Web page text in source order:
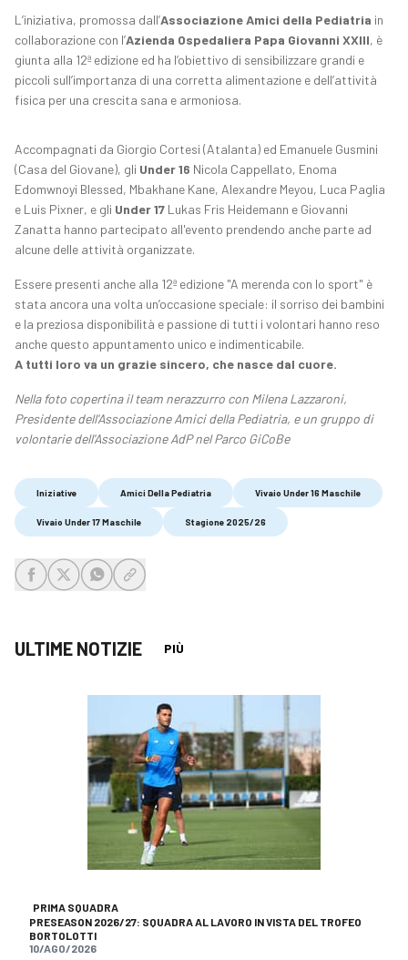
L’iniziativa, promossa dall’Associazione Amici della Pediatria in
collaborazione con l’Azienda Ospedaliera Papa Giovanni XXIII, è
giunta alla 12ª edizione ed ha l’obiettivo di sensibilizzare grandi e
piccoli sull’importanza di una corretta alimentazione e dell’attività
fisica per una crescita sana e armoniosa.
Accompagnati da Giorgio Cortesi (Atalanta) ed Emanuele Gusmini
(Casa del Giovane), gli Under 16 Nicola Cappellato, Enoma
Edomwnoyi Blessed, Mbakhane Kane, Alexandre Meyou, Luca Paglia
e Luis Pixner, e gli Under 17 Lukas Fris Heidemann e Giovanni
Zanatta hanno partecipato all'evento prendendo anche parte ad
alcune delle attività organizzate.
Essere presenti anche alla 12ª edizione "A merenda con lo sport" è
stata ancora una volta un’occasione speciale: il sorriso dei bambini
e la preziosa disponibilità e passione di tutti i volontari hanno reso
anche questo appuntamento unico e indimenticabile.
A tutti loro va un grazie sincero, che nasce dal cuore.
Nella foto copertina il team nerazzurro con Milena Lazzaroni,
Presidente dell'Associazione Amici della Pediatria, e un gruppo di
volontarie dell'Associazione AdP nel Parco GiCoBe
Iniziative Amici Della Pediatria Vivaio Under 16 Maschile
Vivaio Under 17 Maschile Stagione 2025/26
ULTIME NOTIZIE PIÙ
PRIMA SQUADRA
PRESEASON 2026/27: SQUADRA AL LAVORO IN VISTA DEL TROFEO
BORTOLOTTI
10/AGO/2026